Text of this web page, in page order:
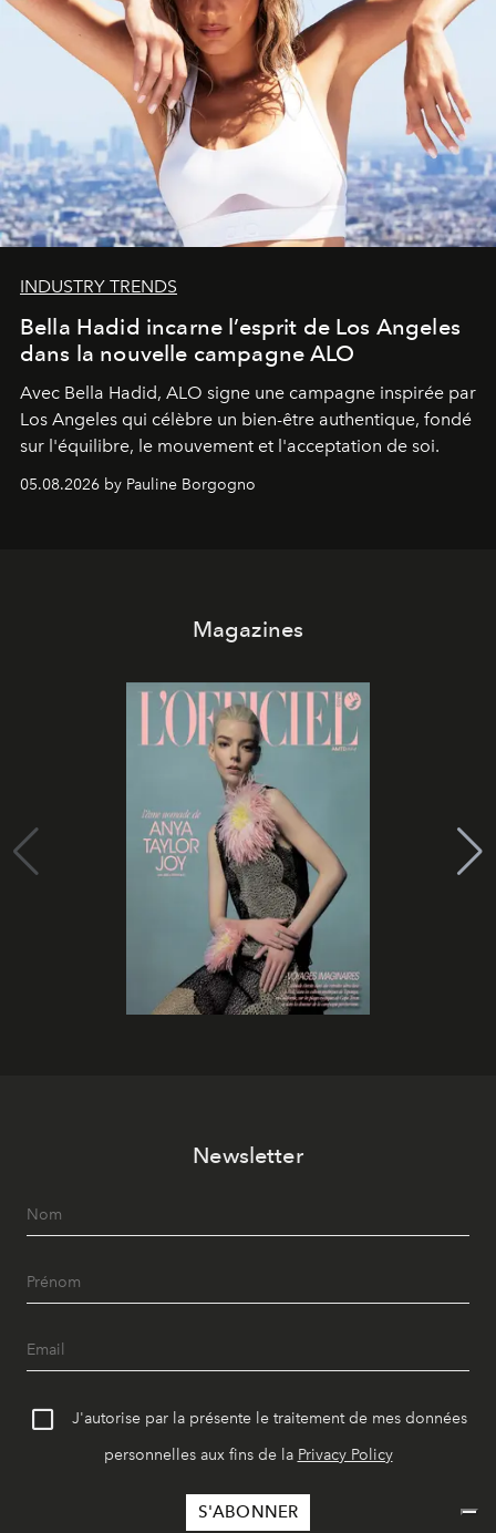
INDUSTRY TRENDS
Bella Hadid incarne l’esprit de Los Angeles
dans la nouvelle campagne ALO
Avec Bella Hadid, ALO signe une campagne inspirée par
Los Angeles qui célèbre un bien-être authentique, fondé
sur l'équilibre, le mouvement et l'acceptation de soi.
05.08.2026 by Pauline Borgogno
Magazines
Newsletter
J'autorise par la présente le traitement de mes données
personnelles aux fins de la Privacy Policy